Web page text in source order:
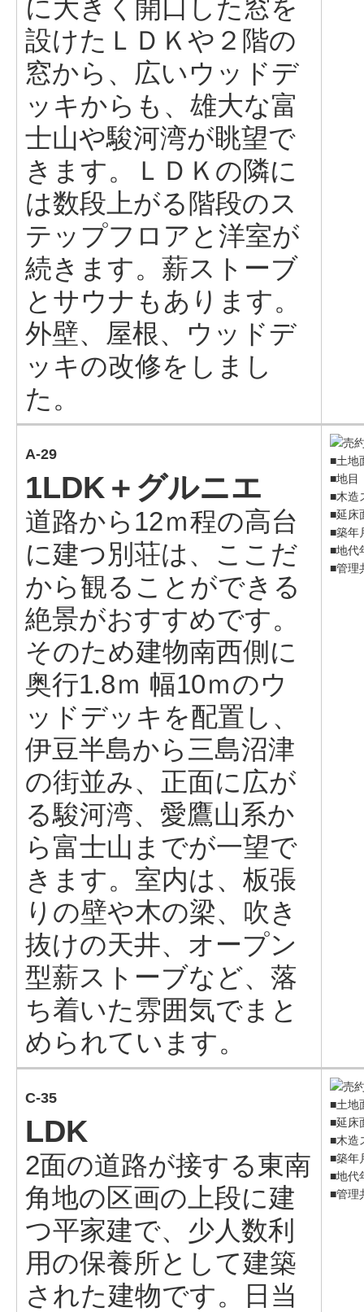
に大きく開口した窓を
設けたＬＤＫや２階の
窓から、広いウッドデ
ッキからも、雄大な富
士山や駿河湾が眺望で
きます。ＬＤＫの隣に
は数段上がる階段のス
テップフロアと洋室が
続きます。薪ストーブ
とサウナもあります。
外壁、屋根、ウッドデ
ッキの改修をしまし
た。
A-29
1LDK＋グルニエ
道路から12ｍ程の高台
に建つ別荘は、ここだ
から観ることができる
絶景がおすすめです。
そのため建物南西側に
奥行1.8ｍ 幅10ｍのウ
ッドデッキを配置し、
伊豆半島から三島沼津
の街並み、正面に広が
る駿河湾、愛鷹山系か
ら富士山までが一望で
きます。室内は、板張
りの壁や木の梁、吹き
抜けの天井、オープン
型薪ストーブなど、落
ち着いた雰囲気でまと
められています。
■土地
■地目
■木造
■延床
■築年
■地代
■管理
C-35
LDK
2面の道路が接する東南
角地の区画の上段に建
つ平家建で、少人数利
用の保養所として建築
された建物です。日当
■土地
■延床
■木造
■築年
■地代
■管理